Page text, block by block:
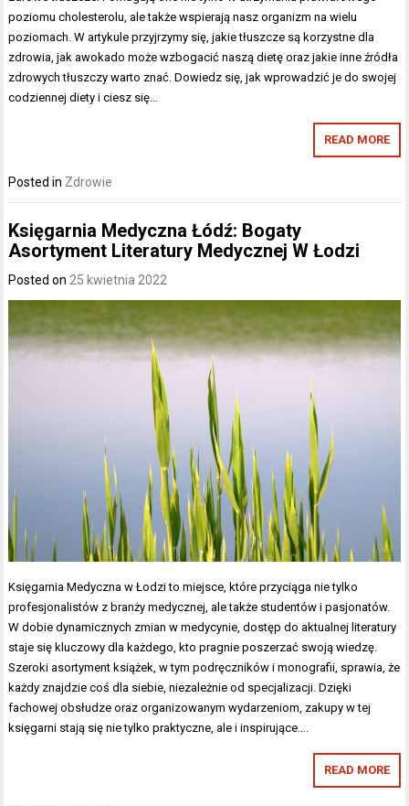
poziomu cholesterolu, ale także wspierają nasz organizm na wielu
poziomach. W artykule przyjrzymy się, jakie tłuszcze są korzystne dla
zdrowia, jak awokado może wzbogacić naszą dietę oraz jakie inne źródła
zdrowych tłuszczy warto znać. Dowiedz się, jak wprowadzić je do swojej
codziennej diety i ciesz się…
READ MORE
Posted in Zdrowie
Księgarnia Medyczna Łódź: Bogaty
Asortyment Literatury Medycznej W Łodzi
Posted on 25 kwietnia 2022
Księgarnia Medyczna w Łodzi to miejsce, które przyciąga nie tylko
profesjonalistów z branży medycznej, ale także studentów i pasjonatów.
W dobie dynamicznych zmian w medycynie, dostęp do aktualnej literatury
staje się kluczowy dla każdego, kto pragnie poszerzać swoją wiedzę.
Szeroki asortyment książek, w tym podręczników i monografii, sprawia, że
każdy znajdzie coś dla siebie, niezależnie od specjalizacji. Dzięki
fachowej obsłudze oraz organizowanym wydarzeniom, zakupy w tej
księgarni stają się nie tylko praktyczne, ale i inspirujące….
READ MORE